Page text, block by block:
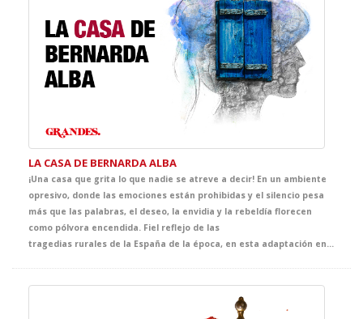
LA CASA DE BERNARDA ALBA
¡Una casa que grita lo que nadie se atreve a decir! En un ambiente
opresivo, donde las emociones están prohibidas y el silencio pesa
más que las palabras, el deseo, la envidia y la rebeldía florecen
como pólvora encendida. Fiel reflejo de las